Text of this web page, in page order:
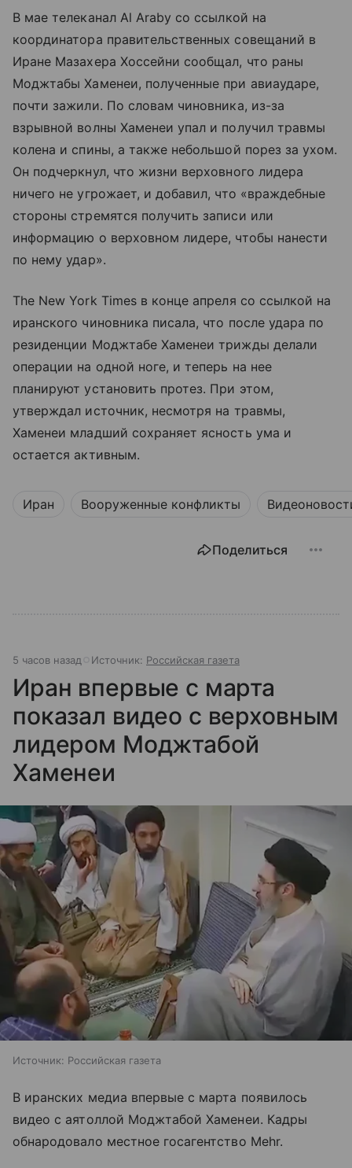
В мае телеканал Al Araby со ссылкой на
координатора правительственных совещаний в
Иране Мазахера Хоссейни сообщал, что раны
Моджтабы Хаменеи, полученные при авиаударе,
почти зажили. По словам чиновника, из-за
взрывной волны Хаменеи упал и получил травмы
колена и спины, а также небольшой порез за ухом.
Он подчеркнул, что жизни верховного лидера
ничего не угрожает, и добавил, что «враждебные
стороны стремятся получить записи или
информацию о верховном лидере, чтобы нанести
по нему удар».
The New York Times в конце апреля со ссылкой на
иранского чиновника писала, что после удара по
резиденции Моджтабе Хаменеи трижды делали
операции на одной ноге, и теперь на нее
планируют установить протез. При этом,
утверждал источник, несмотря на травмы,
Хаменеи младший сохраняет ясность ума и
остается активным.
Иран Вооруженные конфликты
Поделиться
5 часов назад Источник: Российская газета
Иран впервые с марта
показал видео с верховным
лидером Моджтабой
Хаменеи
Источник: Российская газета
В иранских медиа впервые с марта появилось
видео с аятоллой Моджтабой Хаменеи. Кадры
обнародовало местное госагентство Mehr.